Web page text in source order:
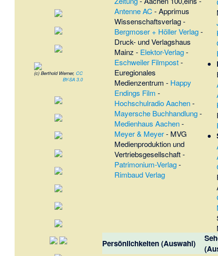
(c) Berthold Werner,CC
BY-SA 3.0
Antenne AC-Apprimus
Wissenschaftsverlag-
Bergmoser + Höller Verlag-
Druck- und Verlagshaus
Mainz - Elektor-Verlag-
Eschweiler Filmpost-
Euregionales
Medienzentrum - Happy
Endings Film -
Hochschulradio Aachen-
Mayersche Buchhandlung-
Medienhaus Aachen-
Meyer & Meyer- MVG
Medienproduktion und
Vertriebsgesellschaft-
Patrimonium-Verlag-
Rimbaud Verlag
Persönlichkeiten (Auswahl)